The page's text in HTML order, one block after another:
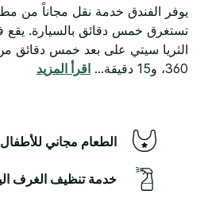
يوفر الفندق خدمة نقل مجاناً من
تستغرق خمس دقائق بالسيارة. يقع
الثريا سيتي على بعد خمس دقائق
360، و15 دقيقة
... اقرأ المزيد
الطعام مجاني للأطفال
خدمة تنظيف الغرف